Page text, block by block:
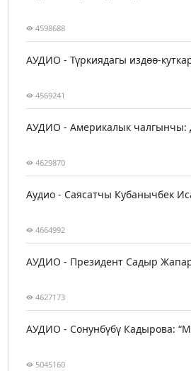
4598688
АУДИО - Түркиядагы издөө-
4569241
АУДИО - Америкалык чалгынчы:
4629870
Аудио - Саясатчы Кубанычбек
4664992
АУДИО - Президент Садыр
4627173
АУДИО - Сонунбүбү Кадырова:
5045160